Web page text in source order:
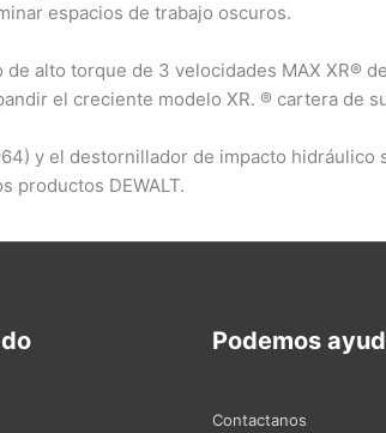
espacios de trabajo oscuros.
alto torque de 3 velocidades MAX XR®
el creciente modelo XR. ® cartera de
y el destornillador de impacto hidráulico
productos DEWALT.
Podemos
Contactanos